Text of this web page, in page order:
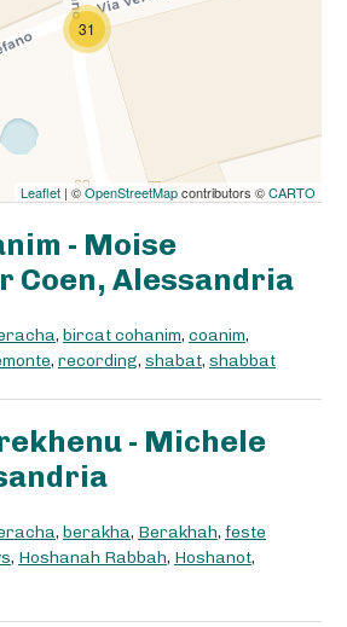
31
Leaflet | ©OpenStreetMapcontributors ©CARTO
- Moise
Coen, Alessandria
, bircat cohanim, coanim,
, recording, shabat, shabbat
- Michele
, berakha, Berakhah, feste
, Hoshanah Rabbah, Hoshanot,